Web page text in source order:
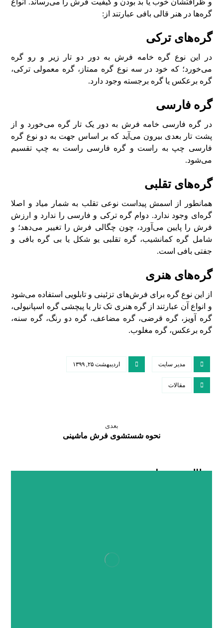
و ظرافتشان خوب یا بد بودن و کیفیت فرش را می‌رساند. انواع
گره‌ها در هنر قالی بافی عبارتند از:
گره‌های ترکی
در این نوع گره خامه فرش به دور دو تار زیر و رو گره
می‌خورد؛ که خود در سه نوع گره ممتاز، گره معمولی ترکی،
گره برعکس یا گره برجسته وجود دارد.
گره فارسی
در گره فارسی خامه فرش به دور یک تار گره می‌خورد و از
پشت تار بعدی بیرون می‌آید که بر اساس جهت به دو نوع گره
فارسی چپ به راست و گره فارسی راست به چپ تقسیم
می‌شود.
گره‌های تقلبی
همانطور از اسمش پیداست نوعی تقلب به شمار میاد و اصلا
گره‌ای وجود ندارد. دوام گره ترکی و فارسی را ندارد و ارزش
فرش را پایین می‌آورد، چون چگالی فرش را تغییر می‌دهد؛ و
شامل گره کمانشیب، گره تقلبی یو شکل یا بی گره بافی و
جفتی بافی است.
گره‌های هنری
از این نوع گره برای فرش‌های تزئینی و تابلویی استفاده می‌شود
و انواع آن عبارتند از گره هنری تک تار یا پیچشی گره اسپانیولی،
گره آویز، گره قرضی، گره مضاعف، گره دو رنگ، گره سنه،
گره برعکس، گره مغلوب.
مدیر سایت اردیبهشت ۲۵, ۱۳۹۹
مقالات
بعدی
نحوه شستشوی فرش ماشینی
مطالب مرتبط ...